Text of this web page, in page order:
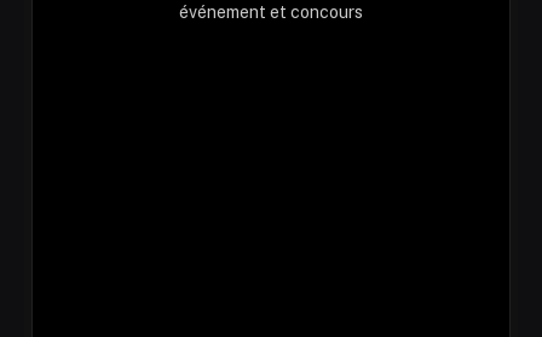
événement et concours